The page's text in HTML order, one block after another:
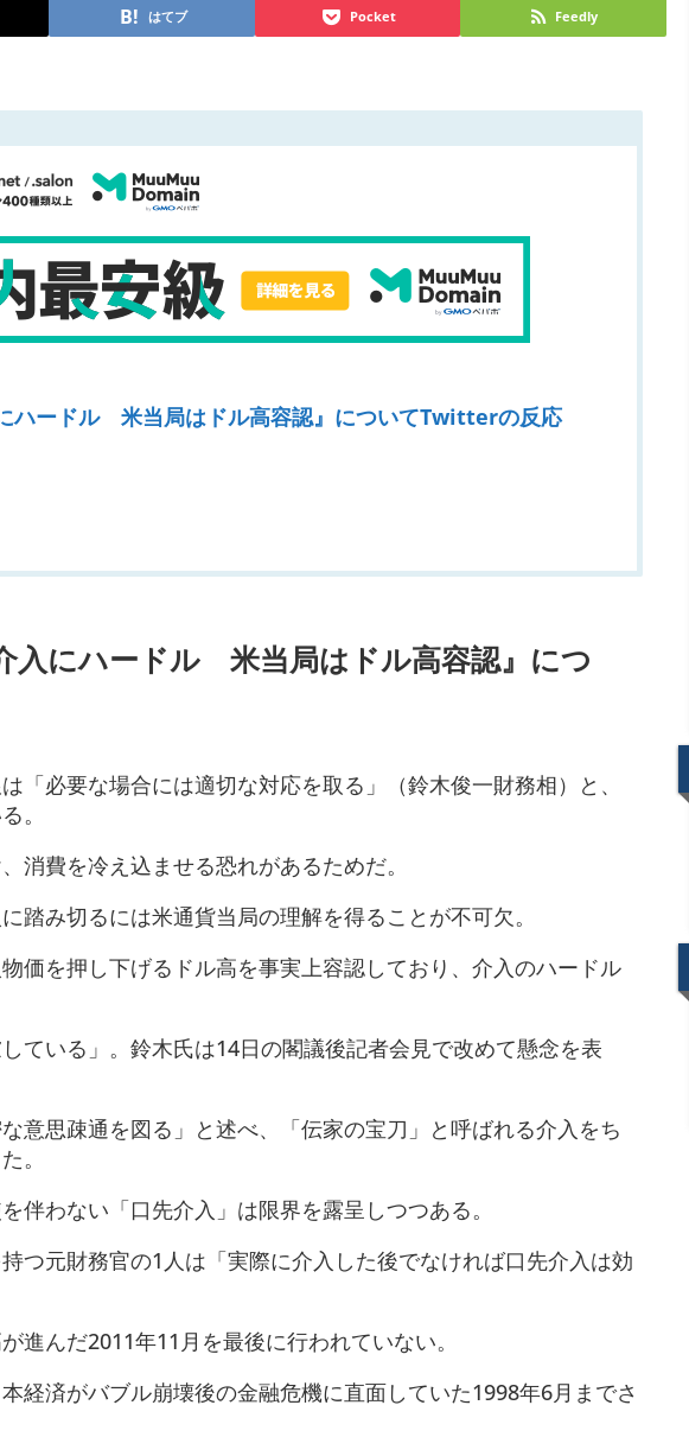
はてブ Pocket Feedly
ハードル 米当局はドル高容認』についてTwitterの反応
入にハードル 米当局はドル高容認』につ
「必要な場合には適切な対応を取る」（鈴木俊一財務相）と、
。
消費を冷え込ませる恐れがあるためだ。
踏み切るには米通貨当局の理解を得ることが不可欠。
価を押し下げるドル高を事実上容認しており、介入のハードル
ている」。鈴木氏は14日の閣議後記者会見で改めて懸念を表
意思疎通を図る」と述べ、「伝家の宝刀」と呼ばれる介入をち
。
伴わない「口先介入」は限界を露呈しつつある。
つ元財務官の1人は「実際に介入した後でなければ口先介入は効
進んだ2011年11月を最後に行われていない。
経済がバブル崩壊後の金融危機に直面していた1998年6月までさ